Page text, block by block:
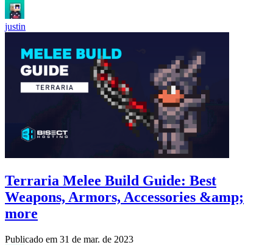
justin
Terraria Melee Build Guide: Best
Weapons, Armors, Accessories &amp;
more
Publicado em 31 de mar. de 2023